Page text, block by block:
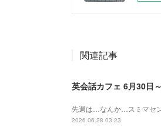
関連記事
英会話カフェ 6月30日
先週は…なんか…スミマセ
2026.06.28 03:23